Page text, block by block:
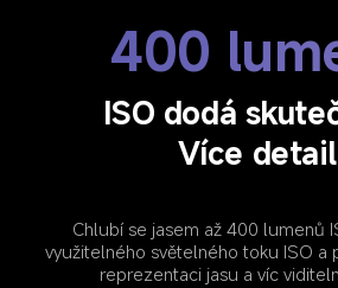
400
ISO dodá
Více
Chlubí se jasem až 400 lumenů
využitelného světelného toku ISO a
reprezentaci jasu a víc